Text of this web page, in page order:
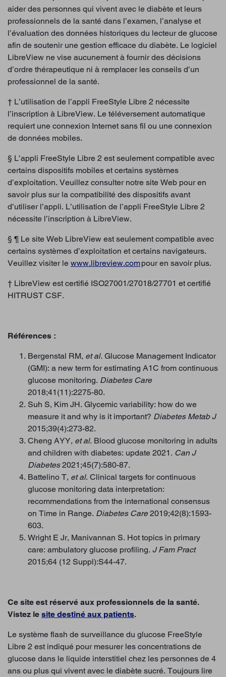
aider des personnes qui vivent avec le diabète et leurs
professionnels de la santé dans l’examen, l’analyse et
l’évaluation des données historiques du lecteur de glucose
afin de soutenir une gestion efficace du diabète. Le logiciel
LibreView ne vise aucunement à fournir des décisions
d’ordre thérapeutique ni à remplacer les conseils d’un
professionnel de la santé.
† L’utilisation de l’appli FreeStyle Libre 2 nécessite
l’inscription à LibreView. Le téléversement automatique
requiert une connexion Internet sans fil ou une connexion
de données mobiles.
§ L’appli FreeStyle Libre 2 est seulement compatible avec
certains dispositifs mobiles et certains systèmes
d’exploitation. Veuillez consulter notre site Web pour en
savoir plus sur la compatibilité des dispositifs avant
d’utiliser l’appli. L’utilisation de l’appli FreeStyle Libre 2
nécessite l’inscription à LibreView.
§ ¶ Le site Web LibreView est seulement compatible avec
certains systèmes d’exploitation et certains navigateurs.
Veuillez visiter le www.libreview.compour en savoir plus.
† LibreView est certifié ISO27001/27018/27701 et certifié
HITRUST CSF.
Références :
Bergenstal RM, et al. Glucose Management Indicator
(GMI): a new term for estimating A1C from continuous
glucose monitoring. Diabetes Care
2018;41(11):2275-80.
Suh S, Kim JH. Glycemic variability: how do we
measure it and why is it important? Diabetes Metab J
2015;39(4):273-82.
Cheng AYY, et al. Blood glucose monitoring in adults
and children with diabetes: update 2021. Can J
Diabetes2021;45(7):580-87.
Battelino T, et al. Clinical targets for continuous
glucose monitoring data interpretation:
recommendations from the international consensus
on Time in Range. Diabetes Care2019;42(8):1593-
603.
Wright E Jr, Manivannan S. Hot topics in primary
care: ambulatory glucose profiling. J Fam Pract
2015;64 (12 Suppl):S44-47.
Ce site est réservé aux professionnels de la santé.
Vistez le site destiné aux patients.
Le système flash de surveillance du glucose FreeStyle
Libre 2 est indiqué pour mesurer les concentrations de
glucose dans le liquide interstitiel chez les personnes de 4
ans ou plus qui vivent avec le diabète sucré. Toujours lire